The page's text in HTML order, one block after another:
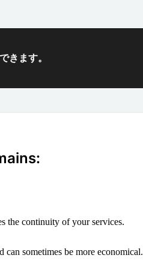
きます。
the continuity of your services.
can sometimes be more economical.